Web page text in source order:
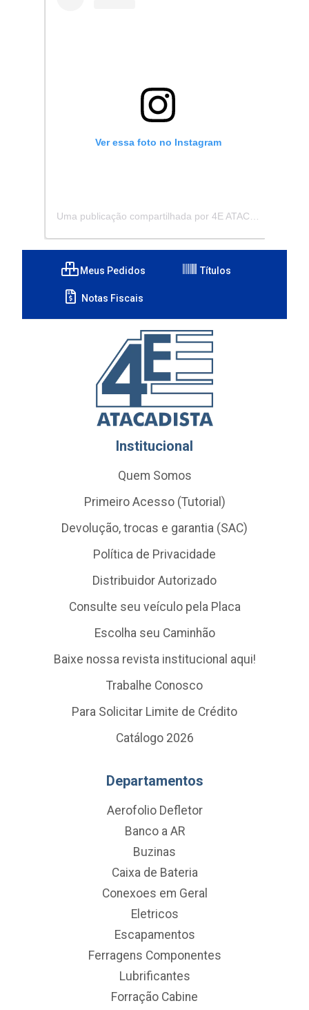
Ver essa foto no Instagram
Meus Pedidos Títulos
Notas Fiscais
Institucional
Quem Somos
Primeiro Acesso (Tutorial)
Devolução, trocas e garantia (SAC)
Política de Privacidade
Distribuidor Autorizado
Consulte seu veículo pela Placa
Escolha seu Caminhão
Baixe nossa revista institucional aqui!
Trabalhe Conosco
Para Solicitar Limite de Crédito
Catálogo 2026
Departamentos
Aerofolio Defletor
Banco a AR
Buzinas
Caixa de Bateria
Conexoes em Geral
Eletricos
Escapamentos
Ferragens Componentes
Lubrificantes
Forração Cabine